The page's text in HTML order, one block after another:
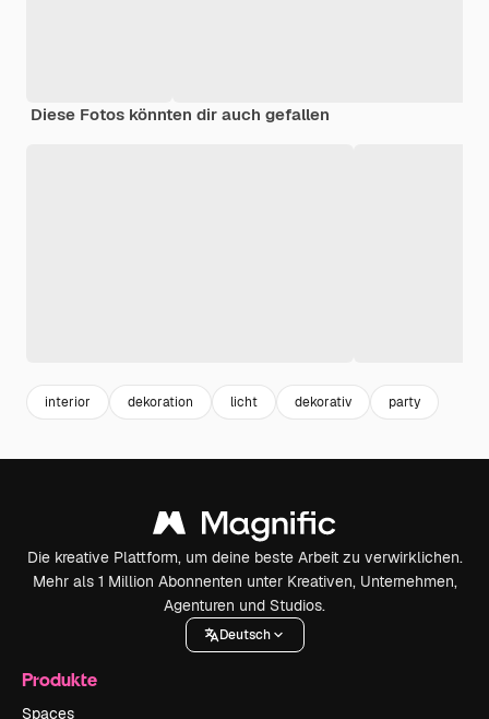
Diese Fotos könnten dir auch gefallen
interior dekoration licht dekorativ party
Die kreative Plattform, um deine beste Arbeit zu verwirklichen.
Mehr als 1 Million Abonnenten unter Kreativen, Unternehmen,
Agenturen und Studios.
Deutsch
Produkte
Spaces